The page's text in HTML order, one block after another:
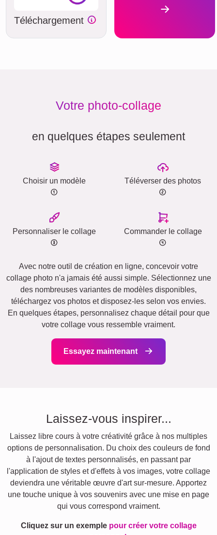
Téléchargement
Votre photo-collage
en quelques étapes seulement
Choisir un modèle Téléverser des photos
Personnaliser le collage Commander le collage
Avec notre outil de création en ligne, concevoir votre
collage photo n'a jamais été aussi simple. Sélectionnez une
des nombreuses variantes de modèles disponibles,
téléchargez vos photos et disposez-les selon vos envies.
En quelques étapes, personnalisez chaque détail pour que
votre collage vous ressemble vraiment.
Essayez maintenant
Laissez-vous inspirer...
Laissez libre cours à votre créativité grâce à nos multiples
options de personnalisation. Du choix des couleurs de fond
à l'ajout de textes personnalisés, en passant par
l'application de styles et d'effets à vos images, votre collage
deviendra une véritable œuvre d'art sur-mesure. Apportez
une touche unique à vos souvenirs avec une mise en page
qui vous correspond vraiment.
Cliquez sur un exemple pour créer votre collage